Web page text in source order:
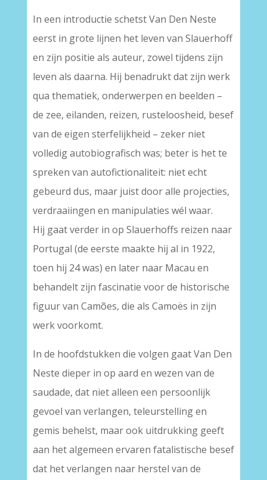
In een introductie schetst Van Den Neste
eerst in grote lijnen het leven van Slauerhoff
en zijn positie als auteur, zowel tijdens zijn
leven als daarna. Hij benadrukt dat zijn werk
qua thematiek, onderwerpen en beelden –
de zee, eilanden, reizen, rusteloosheid, besef
van de eigen sterfelijkheid – zeker niet
volledig autobiografisch was; beter is het te
spreken van autofictionaliteit: niet echt
gebeurd dus, maar juist door alle projecties,
verdraaiingen en manipulaties wél waar.
Hij gaat verder in op Slauerhoffs reizen naar
Portugal (de eerste maakte hij al in 1922,
toen hij 24 was) en later naar Macau en
behandelt zijn fascinatie voor de historische
figuur van Camões, die als Camoës in zijn
werk voorkomt.
In de hoofdstukken die volgen gaat Van Den
Neste dieper in op aard en wezen van de
saudade, dat niet alleen een persoonlijk
gevoel van verlangen, teleurstelling en
gemis behelst, maar ook uitdrukking geeft
aan het algemeen ervaren fatalistische besef
dat het verlangen naar herstel van de